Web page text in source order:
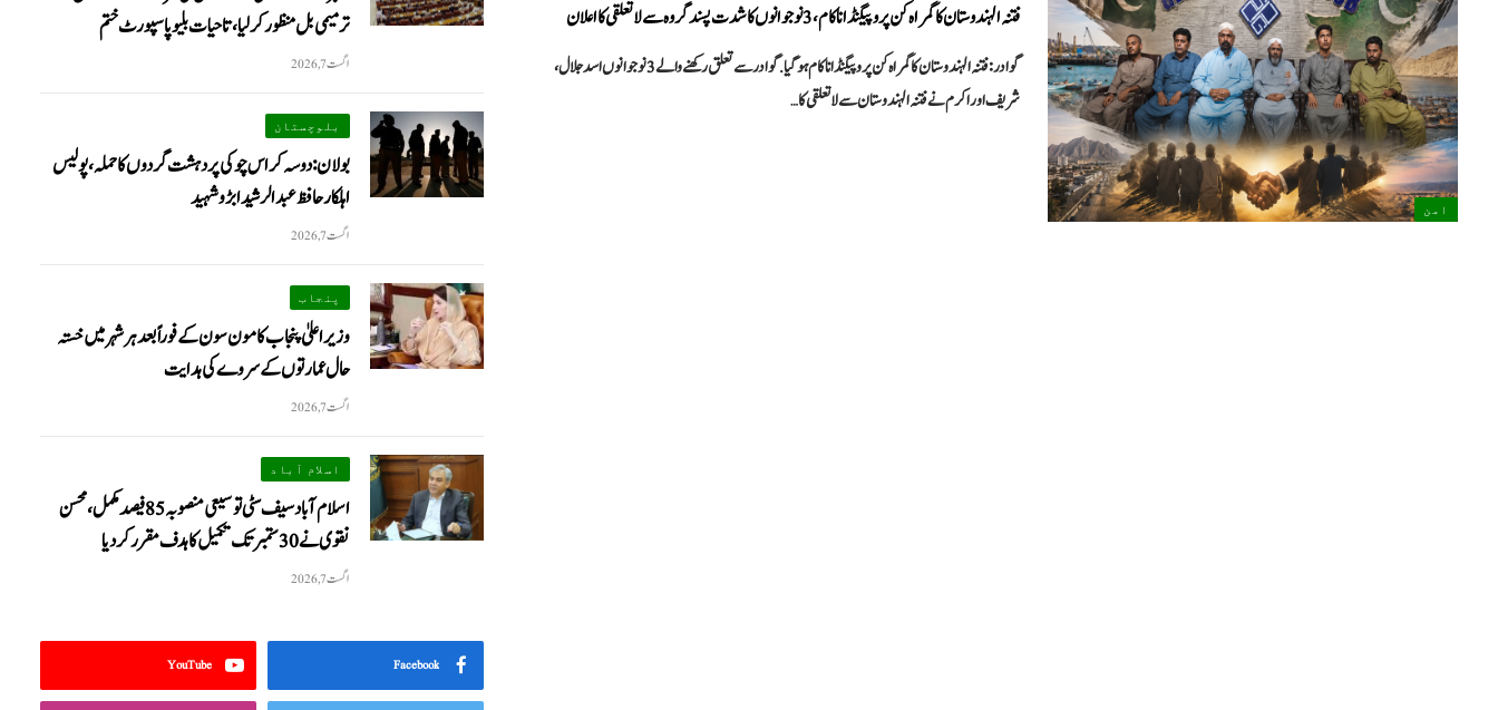
امن
فتنہ الہندوستان کا گمراہ کن پروپیگنڈا ناکام، 3 نوجوانوں کا شدت پسند گروہ سے لاتعلقی کا اعلان
گوادر: فتنہ الہندوستان کاگمراہ کن پروپیگنڈا ناکام ہوگیا. گوادر سے تعلق رکھنے والے 3 نوجوانوں اسد جلال،
شریف اور اکرم نے فتنہ الہندوستان سے لاتعلقی کا…
ترمیمی بل منظور کر لیا، تاحیات بلیو پاسپورٹ ختم
اگست 7, 2026
بلوچستان
بولان: دوسہ کراس چوکی پر دہشت گردوں کا حملہ، پولیس
اہلکار حافظ عبدالرشید ابڑو شہید
اگست 7, 2026
پنجاب
وزیراعلیٰ پنجاب کا مون سون کے فوراً بعد ہر شہر میں خستہ
حال عمارتوں کے سروے کی ہدایت
اگست 7, 2026
اسلام آباد
اسلام آباد سیف سٹی توسیعی منصوبہ 85 فیصد مکمل، محسن
نقوی نے 30 ستمبر تک تکمیل کا ہدف مقرر کر دیا
اگست 7, 2026
Facebook
YouTube